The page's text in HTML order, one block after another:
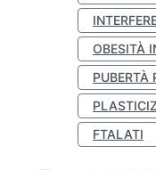
OBESITÀ
PUBERTÀ
FTALATI